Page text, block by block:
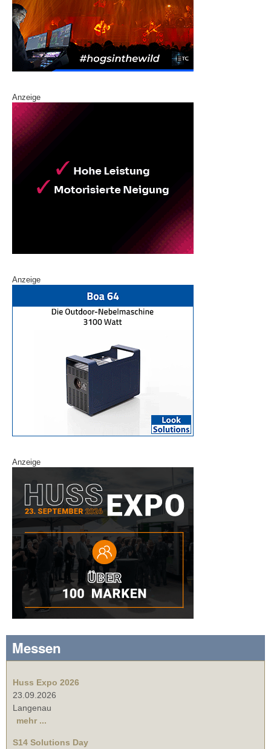
Anzeige
Anzeige
Anzeige
Messen
Huss Expo 2026
23.09.2026
Langenau
mehr ...
S14 Solutions Day